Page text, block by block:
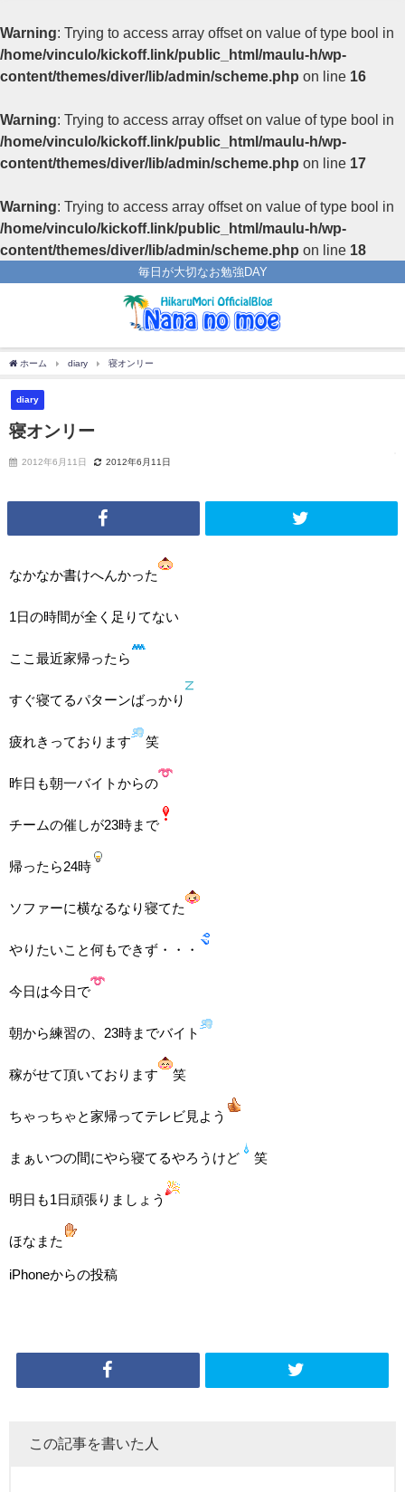
Warning: Trying to access array offset on value of type bool in
/home/vinculo/kickoff.link/public_html/maulu-h/wp-
content/themes/diver/lib/admin/scheme.php on line 16
Warning: Trying to access array offset on value of type bool in
/home/vinculo/kickoff.link/public_html/maulu-h/wp-
content/themes/diver/lib/admin/scheme.php on line 17
Warning: Trying to access array offset on value of type bool in
/home/vinculo/kickoff.link/public_html/maulu-h/wp-
content/themes/diver/lib/admin/scheme.php on line 18
毎日が大切なお勉強DAY
ホーム diary 寝オンリー
diary
寝オンリー
2012年6月11日 2012年6月11日
なかなか書けへんかった
1日の時間が全く足りてない
ここ最近家帰ったら
すぐ寝てるパターンばっかり
疲れきっております 笑
昨日も朝一バイトからの
チームの催しが23時まで
帰ったら24時
ソファーに横なるなり寝てた
やりたいこと何もできず・・・
今日は今日で
朝から練習の、23時までバイト
稼がせて頂いております 笑
ちゃっちゃと家帰ってテレビ見よう
まぁいつの間にやら寝てるやろうけど 笑
明日も1日頑張りましょう
ほなまた
iPhoneからの投稿
この記事を書いた人